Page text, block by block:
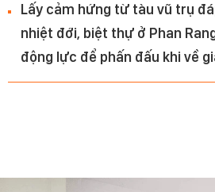
Lấy cảm hứng từ tàu vũ trụ
nhiệt đới, biệt thự ở Phan
động lực để phấn đấu khi về